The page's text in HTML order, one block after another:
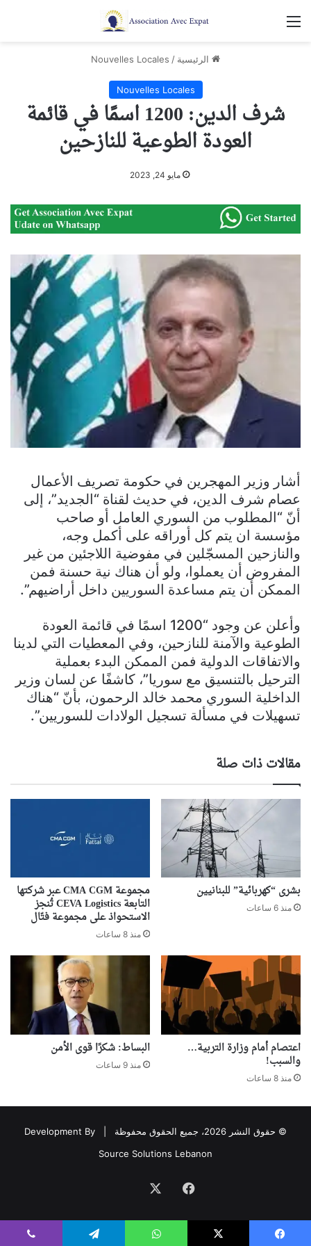
القائمة
الرئيسية /
Nouvelles Locales
Nouvelles Locales
شرف الدين: 1200 اسمًا في قائمة
العودة الطوعية للنازحين
مايو 24, 2023
أشار وزير المهجرين في حكومة تصريف الأعمال
عصام شرف الدين، في حديث لقناة “الجديد”، إلى
أنّ “المطلوب من السوري العامل أو صاحب
مؤسسة ان يتم كل أوراقه على أكمل وجه،
والنازحين المسجّلين في مفوضية اللاجئين من غير
المفروض أن يعملوا، ولو أن هناك نية حسنة فمن
الممكن أن يتم مساعدة السوريين داخل أراضيهم”.
وأعلن عن وجود “1200 اسمًا في قائمة العودة
الطوعية والآمنة للنازحين، وفي المعطيات التي لدينا
والاتفاقات الدولية فمن الممكن البدء بعملية
الترحيل بالتنسيق مع سوريا”، كاشفًا عن لسان وزير
الداخلية السوري محمد خالد الرحمون، بأنّ “هناك
تسهيلات في مسألة تسجيل الولادات للسوريين”.
مقالات ذات صلة
بشرى “كهربائية” للبنانيين
منذ 6 ساعات
مجموعة CMA CGM عبر شركتها
التابعة CEVA Logistics تُنجز
الاستحواذ على مجموعة فتّال
منذ 8 ساعات
اعتصام أمام وزارة التربية…
والسبب!
منذ 8 ساعات
البساط: شكرًا قوى الأمن
منذ 9 ساعات
© حقوق النشر 2026، جميع الحقوق محفوظة |
Development By
Source Solutions Lebanon
فيسبوك
avec